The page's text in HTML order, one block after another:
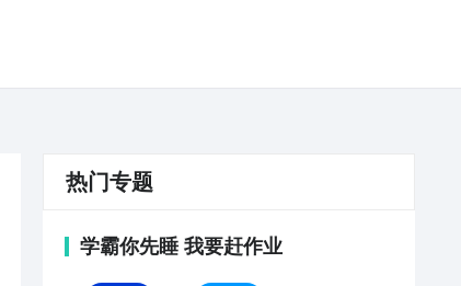
热门专题
学霸你先睡 我要赶作业